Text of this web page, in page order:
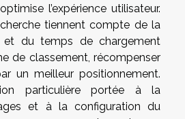
l’expérience utilisateur.
tiennent compte de la
et du temps de chargement
de classement, récompenser
un meilleur positionnement.
particulière portée à la
et à la configuration du